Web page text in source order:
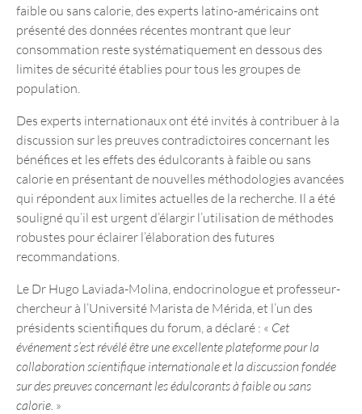
faible ou sans calorie, des experts latino-américains ont
présenté des données récentes montrant que leur
consommation reste systématiquement en dessous des
limites de sécurité établies pour tous les groupes de
population.
Des experts internationaux ont été invités à contribuer à la
discussion sur les preuves contradictoires concernant les
bénéfices et les effets des édulcorants à faible ou sans
calorie en présentant de nouvelles méthodologies avancées
qui répondent aux limites actuelles de la recherche. Il a été
souligné qu’il est urgent d’élargir l’utilisation de méthodes
robustes pour éclairer l’élaboration des futures
recommandations.
Le Dr Hugo Laviada-Molina, endocrinologue et professeur-
chercheur à l’Université Marista de Mérida, et l’un des
présidents scientifiques du forum, a déclaré : « Cet
événement s’est révélé être une excellente plateforme pour la
collaboration scientifique internationale et la discussion fondée
sur des preuves concernant les édulcorants à faible ou sans
calorie. »